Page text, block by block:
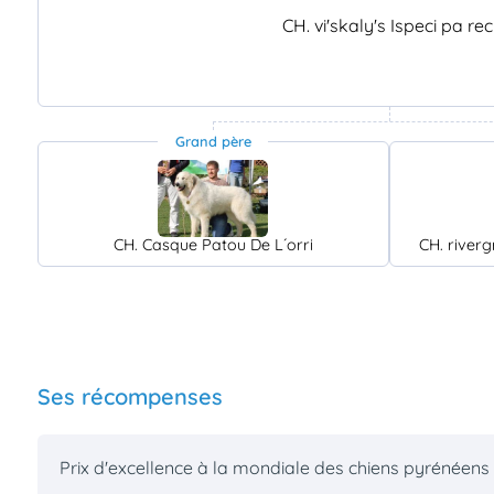
CH. vi'skaly's Ispeci pa
Grand père
CH. Casque Patou De L´orri CH.
Ses récompenses
Prix d'excellence à la mondiale des chiens